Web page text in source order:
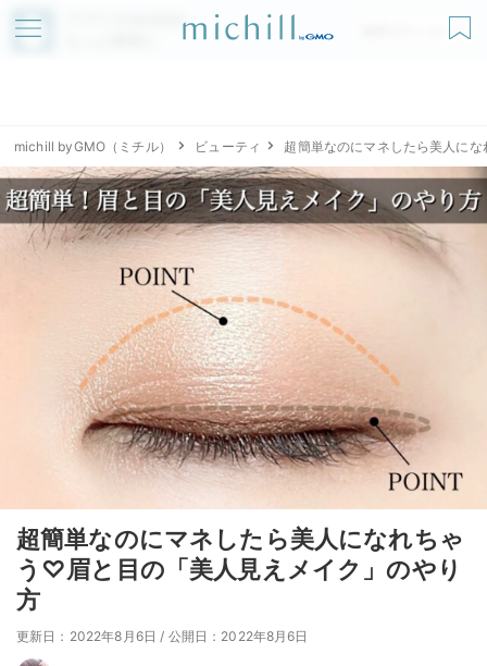
アプリでmichillが
無料ダウンロード
michill byGMO（ミチル） ビューティ 超簡単なのにマネしたら美人に
超簡単なのにマネしたら美人になれちゃ
う♡眉と目の「美人見えメイク」のやり
方
更新日：2022年8月6日 / 公開日：2022年8月6日